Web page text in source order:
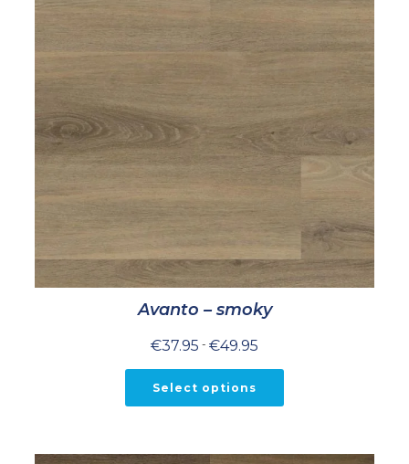
Avanto – smoky
€37.95 - €49.95
tot
Select options